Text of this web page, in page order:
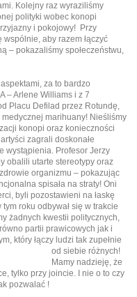
Kolejny raz wyraziliśmy
polityki wobec konopi
i pokojowy! Przy
aby razem łączyć
– pokazaliśmy społeczeństwu,
za to bardzo
– Arlene Williams i z 7
Placu Defilad przez Rotundę,
marihuany! Nieśliśmy
konopi oraz konieczności
zagrali doskonałe
wystąpienia. Profesor Jerzy
obalili utarte stereotypy oraz
organizmu – pokazując
spisała na straty! Oni
byli pozostawieni na łaskę
roku odbywał się w trakcie
żadnych kwestii politycznych,
partii prawicowych jak i
który łączy ludzi tak zupełnie
od siebie różnych!
Mamy nadzieję, że
tylko przy joincie. I nie o to czy
pozwalać !